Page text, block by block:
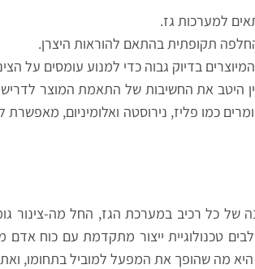
למערכות גז.
תקופתית בהתאם להוראות היצרן.
בדיוק גבוה כדי למנוע עומסים על
של חיים אביבי בע"מ, עם ניסיון מאז 1994, מבין היטב
כמו פליז, נירוסטה ואלומיניום,
של כל רכיב במערכת הגז, החל מה-צינור
טכנולוגיית ייצור מתקדמת עם כוח
מה שהופך את המפעל למוביל בתחומו,